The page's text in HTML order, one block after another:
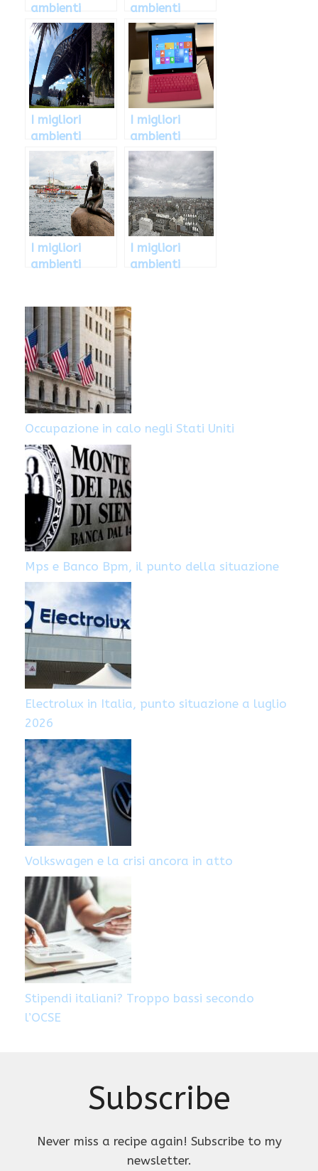
ambienti
lavorativi
norvegesi del
2013, ecco
quali sono
ambienti
lavorativi
francesi del
2013, ecco
quali sono
I migliori
ambienti
lavorativi
australiani del
2013, ecco
quali sono
I migliori
ambienti
lavorativi
italiani del
2013, ecco
quali sono
I migliori
ambienti
2013, ecco
quali sono
I migliori
ambienti
2013, ecco
quali sono
Occupazione in calo negli Stati Uniti
Mps e Banco Bpm, il punto della situazione
Electrolux in Italia, punto situazione a luglio
2026
Volkswagen e la crisi ancora in atto
Stipendi italiani? Troppo bassi secondo
l’OCSE
Subscribe
Never miss a recipe again! Subscribe to my
newsletter.